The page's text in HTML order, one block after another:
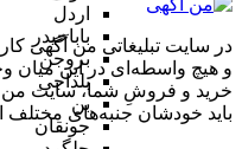
اردل
باباحیدر
بروجن
بلداجی
بن
جونقان
در سایت تبلیغاتی من آگهی
و هیچ واسطه‌ای در این میان
خرید و فروشِ شما، سایت من
باید خودشان جنبه‌های مختلف